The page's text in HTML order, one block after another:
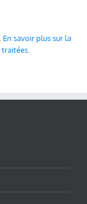
En savoir plus sur la
traitées